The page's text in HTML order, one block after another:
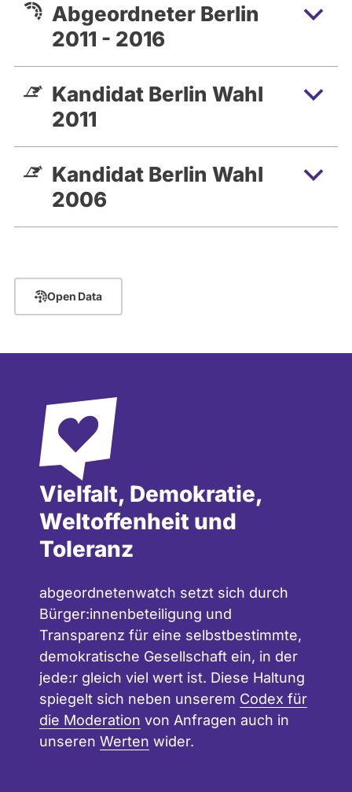
Abgeordneter Berlin
2011 - 2016
Kandidat Berlin Wahl
2011
Kandidat Berlin Wahl
2006
Open Data
Vielfalt, Demokratie,
Weltoffenheit und
Toleranz
abgeordnetenwatch setzt sich durch
Bürger:innenbeteiligung und
Transparenz für eine selbstbestimmte,
demokratische Gesellschaft ein, in der
jede:r gleich viel wert ist. Diese Haltung
spiegelt sich neben unserem Codex für
die Moderation von Anfragen auch in
unseren Werten wider.